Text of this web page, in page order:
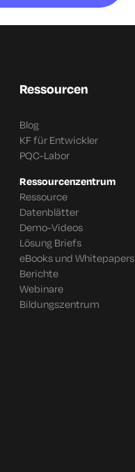
Ressourcen
Blog
KF für Entwickler
PQC-Labor
Ressourcenzentrum
Ressource
Datenblätter
Demo-Videos
Lösung Briefs
eBooks und Whitepapers
Berichte
Webinare
Bildungszentrum